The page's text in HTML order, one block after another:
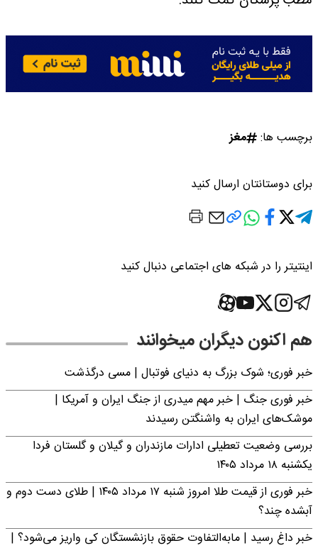
برچسب ها: مغز
برای دوستانتان ارسال کنید
اینتیتر را در شبکه های اجتماعی دنبال کنید
هم اکنون دیگران میخوانند
خبر فوری؛‌ شوک بزرگ به دنیای فوتبال | مسی درگذشت
خبر فوری جنگ | خبر مهم میدری از جنگ ایران و آمریکا |
موشک‌های ایران به واشنگتن رسیدند
بررسی وضعیت تعطیلی ادارات مازندران و گیلان و گلستان فردا
یکشنبه ۱۸ مرداد ۱۴۰۵
خبر فوری از قیمت طلا امروز شنبه ۱۷ مرداد ۱۴۰۵ | طلای دست دوم و
آبشده چند؟
خبر داغ رسید | مابه‌التفاوت حقوق بازنشستگان کی واریز می‌شود؟ |